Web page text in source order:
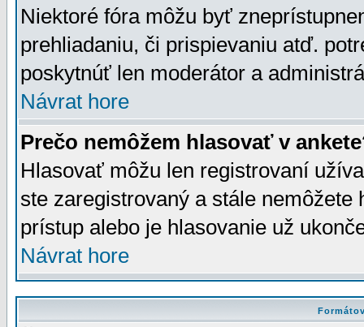
Niektoré fóra môžu byť
prehliadaniu, či prispievaniu atď.
poskytnúť len moderátor a
Návrat hore
Prečo nemôžem hlasovať v
Hlasovať môžu len registrovaní
ste zaregistrovaný a stále
prístup alebo je hlasovanie už
Návrat hore